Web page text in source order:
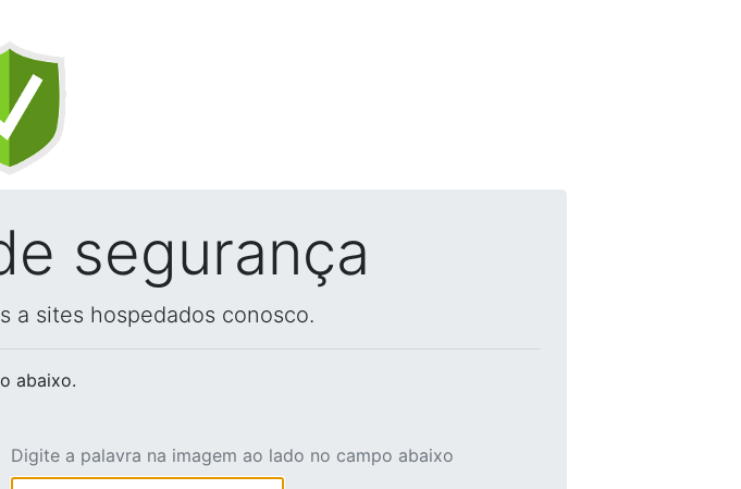
segurança
a sites hospedados conosco.
abaixo.
Digite a palavra na imagem ao lado no campo abaixo